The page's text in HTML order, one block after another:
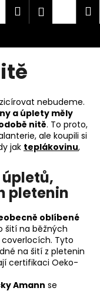
Hledat
nebudeme.
a úplety měly
nitě. To proto,
ale koupili si
jak teplákovinu,
pletenin
oblíbené
šití na běžných
Tyto
na šití z pletenin
certifikaci Oeko-
Amann se